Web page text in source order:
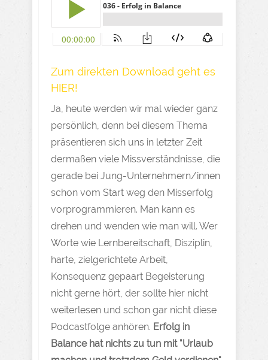
Zum direkten Download geht es
HIER!
Ja, heute werden wir mal wieder ganz
persönlich, denn bei diesem Thema
präsentieren sich uns in letzter Zeit
dermaßen viele Missverständnisse, die
gerade bei Jung-Unternehmern/innen
schon vom Start weg den Misserfolg
vorprogrammieren. Man kann es
drehen und wenden wie man will. Wer
Worte wie Lernbereitschaft, Disziplin,
harte, zielgerichtete Arbeit,
Konsequenz gepaart Begeisterung
nicht gerne hört, der sollte hier nicht
weiterlesen und schon gar nicht diese
Podcastfolge anhören. Erfolg in
Balance hat nichts zu tun mit "Urlaub